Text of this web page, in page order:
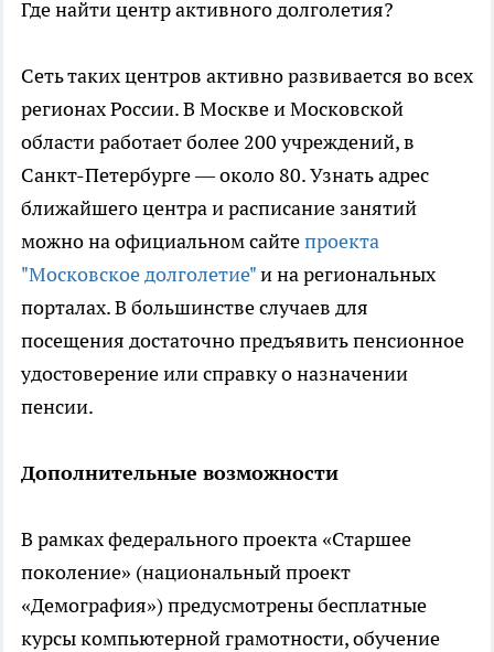
Где найти центр активного долголетия?
Сеть таких центров активно развивается во всех
регионах России. В Москве и Московской
области работает более 200 учреждений, в
Санкт-Петербурге — около 80. Узнать адрес
ближайшего центра и расписание занятий
можно на официальном сайтепроекта
"Московское долголетие"и на региональных
порталах. В большинстве случаев для
посещения достаточно предъявить пенсионное
удостоверение или справку о назначении
пенсии.
Дополнительные возможности
В рамках федерального проекта «Старшее
поколение» (национальный проект
«Демография») предусмотрены бесплатные
курсы компьютерной грамотности, обучение